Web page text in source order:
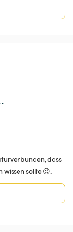
dass
wissen sollte 😉.